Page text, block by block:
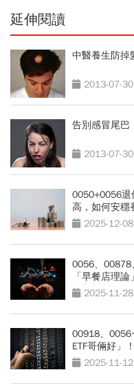
延伸閱讀
中醫養生防掉
2013-07-30
告別感冒尾巴
2013-07-30
0050+0056退
高，如何安穩
2025-12-08
0056、00878
「早餐店理
一文拆解
2025-11-28
00918、
ETF哥倆好」
2025-11-12